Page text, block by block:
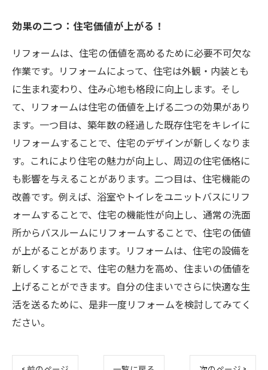
効果の二つ：住宅価値が上がる！
リフォームは、住宅の価値を高めるために必要不可欠な
作業です。リフォームによって、住宅は外観・内装とも
に生まれ変わり、住み心地も格段に向上します。そし
て、リフォームは住宅の価値を上げる二つの効果があり
ます。一つ目は、築年数の経過した既存住宅をキレイに
リフォームすることで、住宅のデザインが新しくなりま
す。これにより住宅の魅力が向上し、周辺の住宅価格に
も影響を与えることがあります。二つ目は、住宅機能の
改善です。例えば、浴室やトイレをユニットバスにリフ
ォームすることで、住宅の機能性が向上し、通常の洗面
所からバスルームにリフォームすることで、住宅の価値
が上がることがあります。リフォームは、住宅の設備を
新しくすることで、住宅の魅力を高め、住まいの価値を
上げることができます。自分の住まいでさらに快適な生
活を送るために、是非一度リフォームを検討してみてく
ださい。